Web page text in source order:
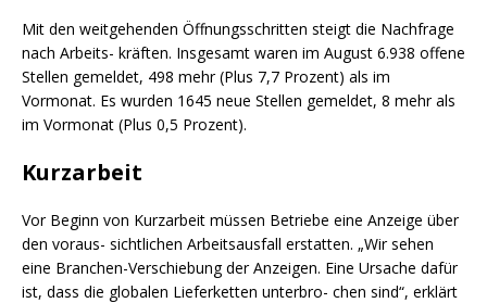
Mit den weitgehenden Öffnungsschritten steigt die Nachfrage
nach Arbeits- kräften. Insgesamt waren im August 6.938 offene
Stellen gemeldet, 498 mehr (Plus 7,7 Prozent) als im
Vormonat. Es wurden 1645 neue Stellen gemeldet, 8 mehr als
im Vormonat (Plus 0,5 Prozent).
Kurzarbeit
Vor Beginn von Kurzarbeit müssen Betriebe eine Anzeige über
den voraus- sichtlichen Arbeitsausfall erstatten. „Wir sehen
eine Branchen-Verschiebung der Anzeigen. Eine Ursache dafür
ist, dass die globalen Lieferketten unterbro- chen sind“, erklärt